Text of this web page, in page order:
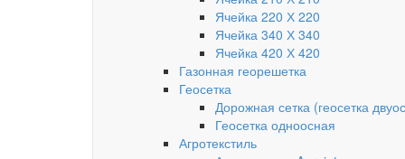
Ячейка 220 Х 220
Ячейка 340 Х 340
Ячейка 420 Х 420
Газонная георешетка
Геосетка
Дорожная сетка (геосетка
Геосетка одноосная
Агротекстиль